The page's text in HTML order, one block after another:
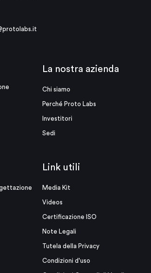
La nostra azienda
Chi siamo
Perché Proto Labs
Investitori
Sedi
Link utili
Media Kit
Videos
Certificazione ISO
Note Legali
Tutela della Privacy
Condizioni d'uso